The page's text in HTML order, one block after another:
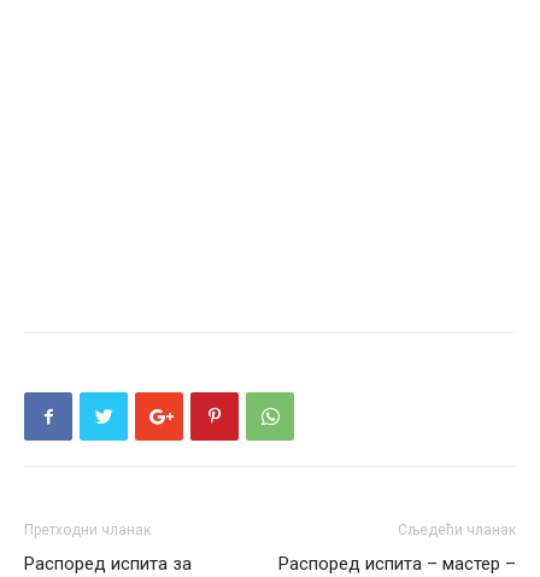
Претходни чланак
Распоред испита за
Сљедећи чланак
Распоред испита – мастер –